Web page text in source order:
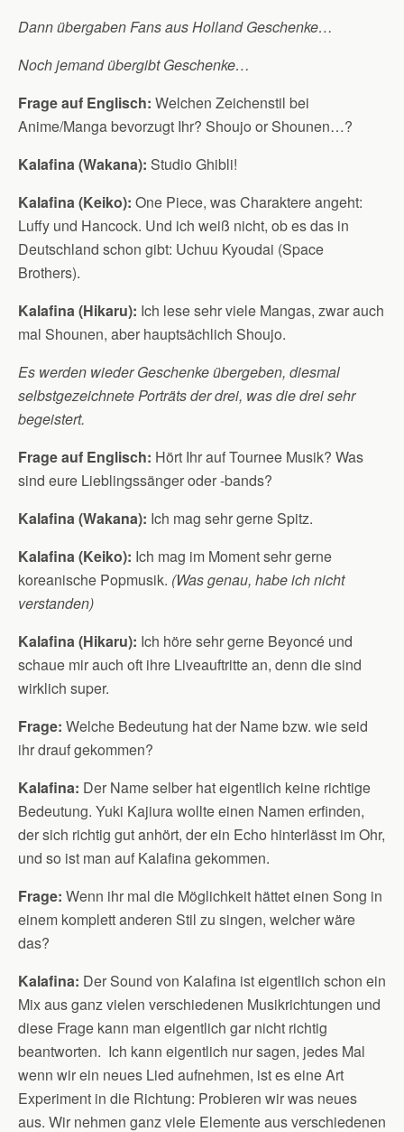
Dann übergaben Fans aus Holland Geschenke…
Noch jemand übergibt Geschenke…
Frage auf Englisch: Welchen Zeichenstil bei
Anime/Manga bevorzugt Ihr? Shoujo or Shounen…?
Kalafina (Wakana): Studio Ghibli!
Kalafina (Keiko): One Piece, was Charaktere angeht:
Luffy und Hancock. Und ich weiß nicht, ob es das in
Deutschland schon gibt: Uchuu Kyoudai (Space
Brothers).
Kalafina (Hikaru): Ich lese sehr viele Mangas, zwar auch
mal Shounen, aber hauptsächlich Shoujo.
Es werden wieder Geschenke übergeben, diesmal
selbstgezeichnete Porträts der drei, was die drei sehr
begeistert.
Frage auf Englisch: Hört Ihr auf Tournee Musik? Was
sind eure Lieblingssänger oder -bands?
Kalafina (Wakana): Ich mag sehr gerne Spitz.
Kalafina (Keiko): Ich mag im Moment sehr gerne
koreanische Popmusik. (Was genau, habe ich nicht
verstanden)
Kalafina (Hikaru): Ich höre sehr gerne Beyoncé und
schaue mir auch oft ihre Liveauftritte an, denn die sind
wirklich super.
Frage: Welche Bedeutung hat der Name bzw. wie seid
ihr drauf gekommen?
Kalafina: Der Name selber hat eigentlich keine richtige
Bedeutung. Yuki Kajiura wollte einen Namen erfinden,
der sich richtig gut anhört, der ein Echo hinterlässt im Ohr,
und so ist man auf Kalafina gekommen.
Frage: Wenn ihr mal die Möglichkeit hättet einen Song in
einem komplett anderen Stil zu singen, welcher wäre
das?
Kalafina: Der Sound von Kalafina ist eigentlich schon ein
Mix aus ganz vielen verschiedenen Musikrichtungen und
diese Frage kann man eigentlich gar nicht richtig
beantworten. Ich kann eigentlich nur sagen, jedes Mal
wenn wir ein neues Lied aufnehmen, ist es eine Art
Experiment in die Richtung: Probieren wir was neues
aus. Wir nehmen ganz viele Elemente aus verschiedenen